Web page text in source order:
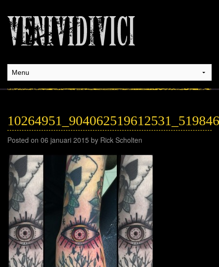
Posted on 06 januari 2015 by Rick Scholten